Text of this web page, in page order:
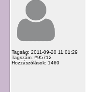
Tagság: 2011-09-20 11:01:29
Tagszám: #95712
Hozzászólások: 1460